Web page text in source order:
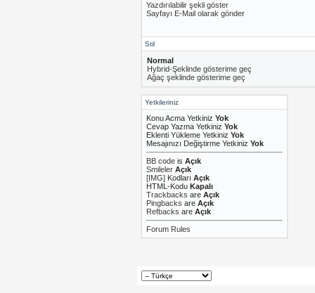
Yazdırılabilir şekli göster
Sayfayı E-Mail olarak gönder
Stil
Normal
Hybrid-Şeklinde gösterime geç
Ağaç şeklinde gösterime geç
Yetkileriniz
Konu Acma Yetkiniz Yok
Cevap Yazma Yetkiniz Yok
Eklenti Yükleme Yetkiniz Yok
Mesajınızı Değiştirme Yetkiniz Yok
BB code is Açık
Smileler Açık
[IMG] Kodları Açık
HTML-Kodu Kapalı
Trackbacks are Açık
Pingbacks are Açık
Refbacks are Açık
Forum Rules